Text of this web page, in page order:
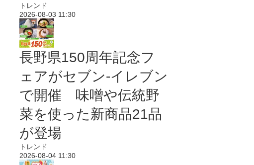
トレンド
2026-08-03 11:30
長野県150周年記念フ
ェアがセブン-イレブン
で開催 味噌や伝統野
菜を使った新商品21品
が登場
トレンド
2026-08-04 11:30